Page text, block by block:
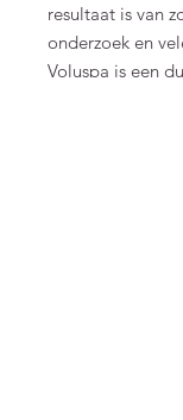
resultaat is van
onderzoek en
Voluspa is een